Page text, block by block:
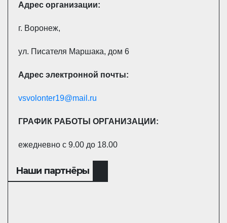
Адрес организации:
г. Воронеж,
ул. Писателя Маршака, дом 6
Адрес электронной почты:
vsvolonter19@mail.ru
ГРАФИК РАБОТЫ ОРГАНИЗАЦИИ:
ежедневно с 9.00 до 18.00
Наши партнёры